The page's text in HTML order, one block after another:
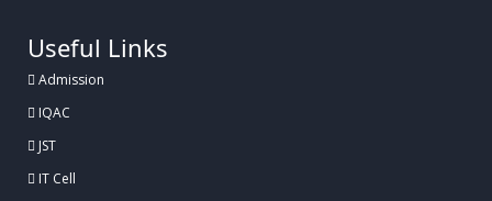
Useful Links
Admission
IQAC
JST
IT Cell